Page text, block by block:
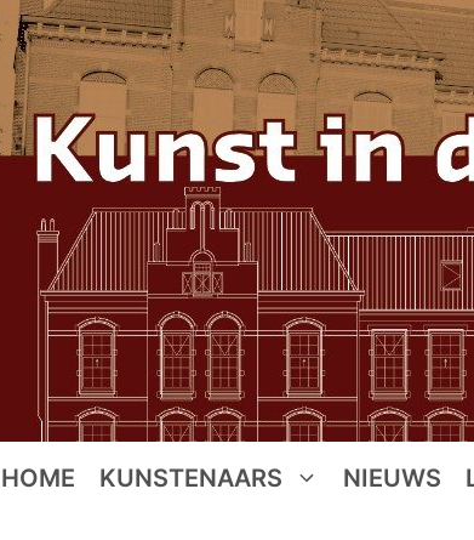
HOME KUNSTENAARS NIEUWS